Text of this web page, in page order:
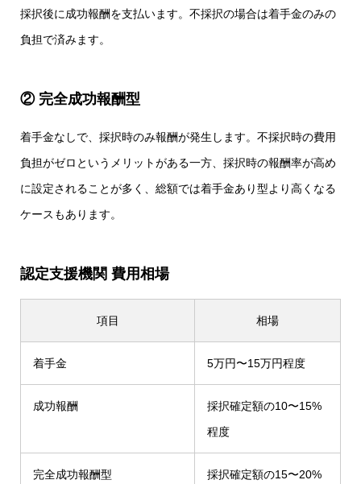
採択後に成功報酬を支払います。不採択の場合は着手金のみの
負担で済みます。
② 完全成功報酬型
着手金なしで、採択時のみ報酬が発生します。不採択時の費用
負担がゼロというメリットがある一方、採択時の報酬率が高め
に設定されることが多く、総額では着手金あり型より高くなる
ケースもあります。
認定支援機関 費用相場
項目 相場
着手金 5万円〜15万円程度
成功報酬
採択確定額の10〜15%
程度
完全成功報酬型
採択確定額の15〜20%